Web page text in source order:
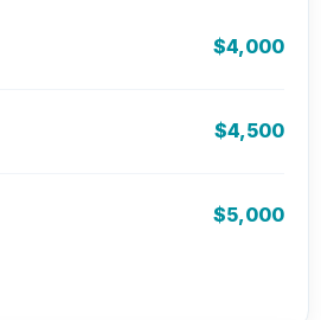
$4,000
$4,500
$5,000